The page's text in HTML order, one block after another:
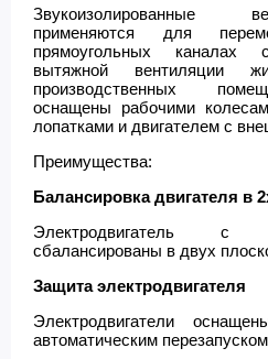
Звукоизолированные
применяются для
прямоугольных каналах
вытяжной вентиляции
производственных
оснащены рабочими
лопатками и двигателем с
Преимущества:
Балансировка двигателя в
Электродвигатель с
сбалансированы в двух
Защита электродвигателя
Электродвигатели
автоматическим перезапуском